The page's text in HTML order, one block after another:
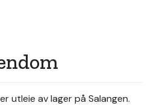
utleie av lager på Salangen.